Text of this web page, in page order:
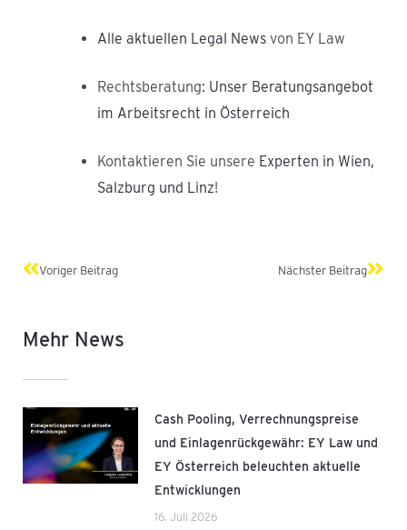
Alle aktuellen Legal News von EY Law
Rechtsberatung: Unser Beratungsangebot
im Arbeitsrecht in Österreich
Kontaktieren Sie unsere Experten in Wien,
Salzburg und Linz!
Zurück
Voriger Beitrag Nächster Beitrag
Mehr News
Cash Pooling, Verrechnungspreise
und Einlagenrückgewähr: EY Law und
EY Österreich beleuchten aktuelle
Entwicklungen
16. Juli 2026